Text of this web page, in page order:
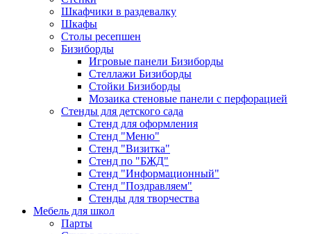
Шкафчики в раздевалку
Шкафы
Столы ресепшен
Бизиборды
Игровые панели Бизиборды
Стеллажи Бизиборды
Стойки Бизиборды
Мозаика стеновые панели с перфорацией
Стенды для детского сада
Стенд для оформления
Стенд "Меню"
Стенд "Визитка"
Стенд по "БЖД"
Стенд "Информационный"
Стенд "Поздравляем"
Стенды для творчества
Мебель для школ
Парты